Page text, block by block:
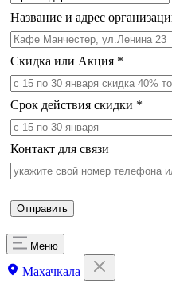
Название и адрес
Скидка или Акция *
Срок действия скидки *
Контакт для связи
Меню
Махачкала